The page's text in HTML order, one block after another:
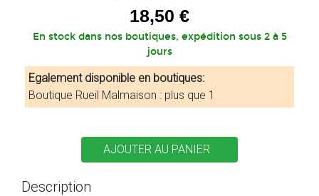
18,50 €
En stock dans nos boutiques, expédition sous 2 à 5
jours
Egalement disponible en boutiques:
Boutique Rueil Malmaison : plus que 1
Description